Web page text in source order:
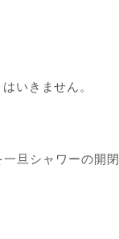
いきません。
旦シャワーの開閉